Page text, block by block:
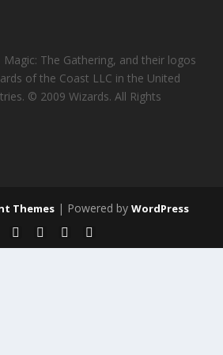
The Gathering, and their logos
of the Coast LLC in the United
© 2009 Wizards. All Rights
Themes | Powered by WordPress